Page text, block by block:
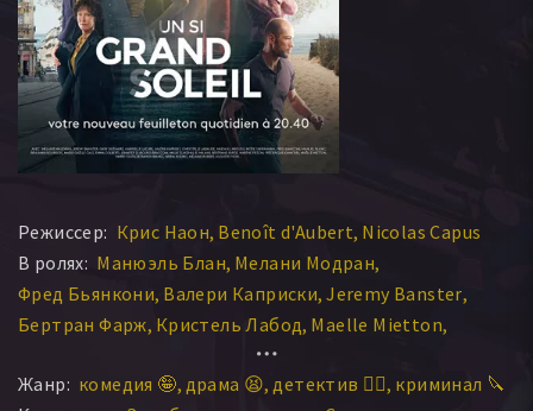
Режиссер: Крис Наон Benoît d'Aubert Nicolas Capus
В ролях: Манюэль Блан Мелани Модран
Фред Бьянкони Валери Каприски Jeremy Banster
Бертран Фарж Кристель Лабод Maelle Mietton
Benjamin Bourgois
Жанр: комедия 🤪 драма 😫 детектив 🕵️‍♂️ криминал 🔪